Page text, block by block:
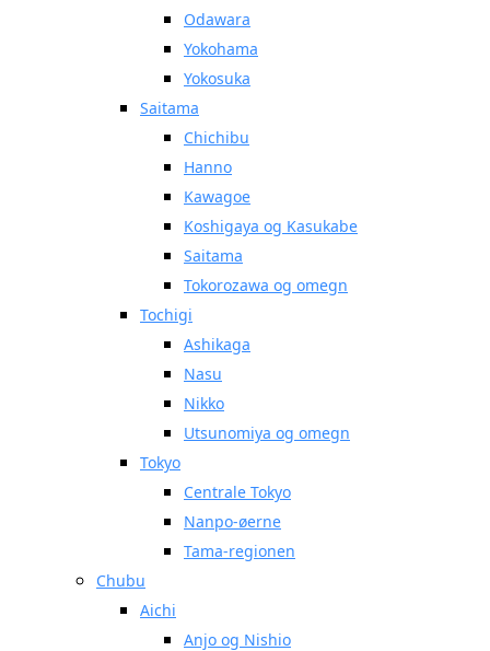
Odawara
Yokohama
Yokosuka
Saitama
Chichibu
Hanno
Kawagoe
Koshigaya og Kasukabe
Saitama
Tokorozawa og omegn
Tochigi
Ashikaga
Nasu
Nikko
Utsunomiya og omegn
Tokyo
Centrale Tokyo
Nanpo-øerne
Tama-regionen
Chubu
Aichi
Anjo og Nishio